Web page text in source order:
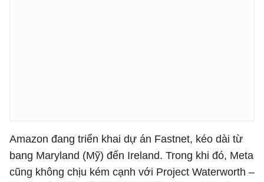
Amazon đang triển khai dự án Fastnet, kéo dài từ
bang Maryland (Mỹ) đến Ireland. Trong khi đó, Meta
cũng không chịu kém cạnh với Project Waterworth –